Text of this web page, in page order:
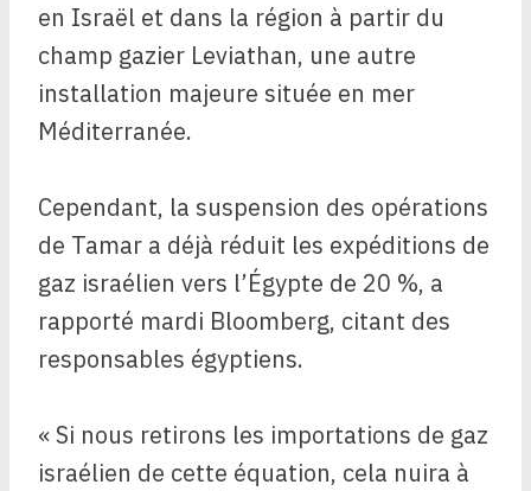
en Israël et dans la région à partir du
champ gazier Leviathan, une autre
installation majeure située en mer
Méditerranée.
Cependant, la suspension des opérations
de Tamar a déjà réduit les expéditions de
gaz israélien vers l’Égypte de 20 %, a
rapporté mardi Bloomberg, citant des
responsables égyptiens.
« Si nous retirons les importations de gaz
israélien de cette équation, cela nuira à